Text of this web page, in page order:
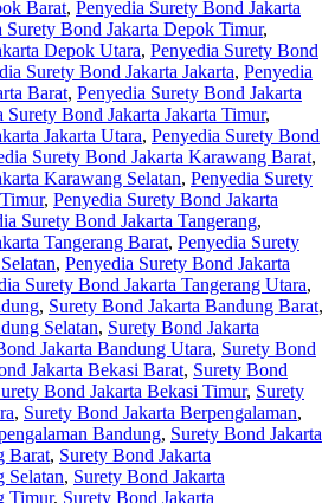
Barat, Penyedia Surety Bond Jakarta
Surety Bond Jakarta Depok Timur,
Depok Utara, Penyedia Surety Bond
Surety Bond Jakarta Jakarta, Penyedia
Barat, Penyedia Surety Bond Jakarta
Surety Bond Jakarta Jakarta Timur,
Jakarta Utara, Penyedia Surety Bond
Surety Bond Jakarta Karawang Barat,
Karawang Selatan, Penyedia Surety
, Penyedia Surety Bond Jakarta
Surety Bond Jakarta Tangerang,
Tangerang Barat, Penyedia Surety
, Penyedia Surety Bond Jakarta
Surety Bond Jakarta Tangerang Utara,
, Surety Bond Jakarta Bandung Barat,
Selatan, Surety Bond Jakarta
Jakarta Bandung Utara, Surety Bond
Jakarta Bekasi Barat, Surety Bond
Bond Jakarta Bekasi Timur, Surety
, Surety Bond Jakarta Berpengalaman,
Bandung, Surety Bond Jakarta
Barat, Surety Bond Jakarta
Selatan, Surety Bond Jakarta
Timur, Surety Bond Jakarta